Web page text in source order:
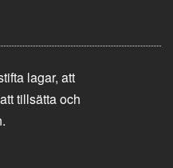
lagar, att
tillsätta och